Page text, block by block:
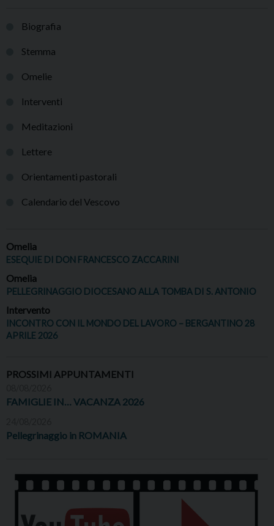
Biografia
Stemma
Omelie
Interventi
Meditazioni
Lettere
Orientamenti pastorali
Calendario del Vescovo
Omelia
ESEQUIE DI DON FRANCESCO ZACCARINI
Omelia
PELLEGRINAGGIO DIOCESANO ALLA TOMBA DI S. ANTONIO
Intervento
INCONTRO CON IL MONDO DEL LAVORO – BERGANTINO 28
APRILE 2026
PROSSIMI APPUNTAMENTI
FAMIGLIE IN… VACANZA 2026
Pellegrinaggio in ROMANIA